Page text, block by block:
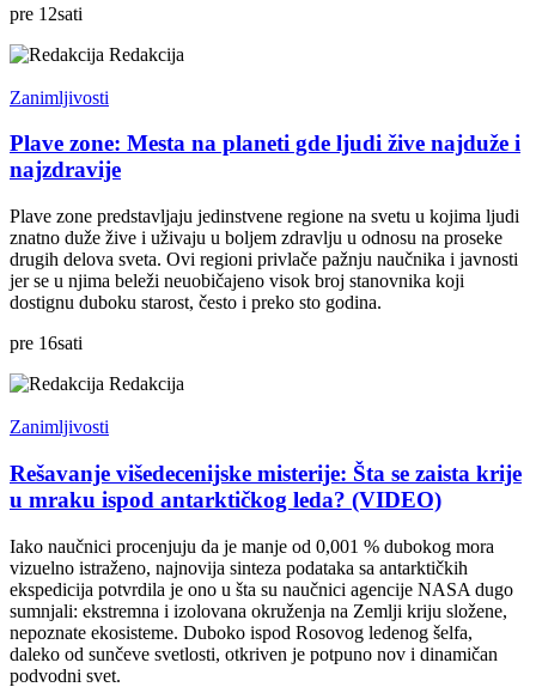
pre 12sati
Redakcija
Zanimljivosti
Plave zone: Mesta na planeti gde ljudi žive najduže i
najzdravije
Plave zone predstavljaju jedinstvene regione na svetu u kojima ljudi
znatno duže žive i uživaju u boljem zdravlju u odnosu na proseke
drugih delova sveta. Ovi regioni privlače pažnju naučnika i javnosti
jer se u njima beleži neuobičajeno visok broj stanovnika koji
dostignu duboku starost, često i preko sto godina.
pre 16sati
Redakcija
Zanimljivosti
Rešavanje višedecenijske misterije: Šta se zaista krije
u mraku ispod antarktičkog leda? (VIDEO)
Iako naučnici procenjuju da je manje od 0,001 % dubokog mora
vizuelno istraženo, najnovija sinteza podataka sa antarktičkih
ekspedicija potvrdila je ono u šta su naučnici agencije NASA dugo
sumnjali: ekstremna i izolovana okruženja na Zemlji kriju složene,
nepoznate ekosisteme. Duboko ispod Rosovog ledenog šelfa,
daleko od sunčeve svetlosti, otkriven je potpuno nov i dinamičan
podvodni svet.